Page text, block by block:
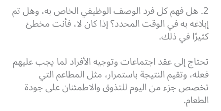
2. هل فهم كل فرد الوصف الوظيفي الخاص به، وهل تم
إبلاغه به في الوقت المحدد؟ إذا كان لا، فأنت مخطئ
كثيرًا في ذلك.
تحتاج إلى عقد اجتماعات وتوجيه الأفراد لما يجب عليهم
فعله، وتقيم النتيجة باستمرار، مثل المطاعم التي
تخصص جزء من اليوم للتذوق والاطمئنان على جودة
الطعام.